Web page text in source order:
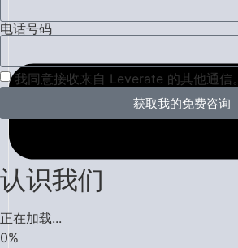
电话号码
我同意接收来自 Leverate 的其他通信。
获取我的免费咨询
认识我们
正在加载...
0%